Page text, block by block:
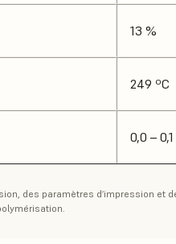
13 %
249 ºC
0,0 –
des paramètres d’impression et